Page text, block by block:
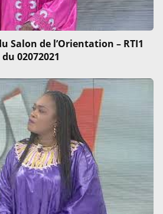
Salon de l’Orientation – RTI1
du 02072021